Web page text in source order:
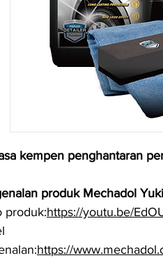
kempen penghantaran
produk Mechadol
produk:https://youtu.be/
https://